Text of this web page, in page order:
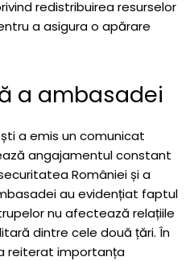
redistribuirea resurselor
a asigura o apărare
a ambasadei
a emis un comunicat
angajamentul constant
României și a
au evidențiat faptul
nu afectează relațiile
dintre cele două țări. În
reiterat importanța